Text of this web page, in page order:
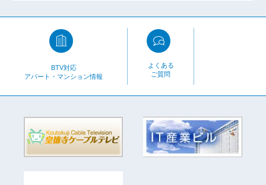
BTV対応
アパート・マンション情報
よくある
ご質問